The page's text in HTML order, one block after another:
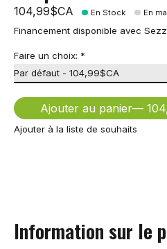
104,99$CA En Stock En
Financement disponible avec
Faire un choix: *
Ajouter au panier —
Ajouter à la liste de souhaits
Information sur le